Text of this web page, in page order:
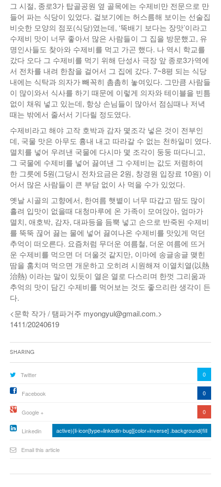
그 시절, 종로3가 탑골공원 옆 골목에는 수제비만 전문으로 만
들어 파는 식당이 있었다. 겉보기에는 허스름해 보이는 선술집
비슷한 모양의 점포(식당)였는데, ‘뚝배기 보다는 장맛’이라고
수제비 맛이 너무 좋아서 많은 사람들이 그 집을 방문했고, 유
명인사들도 찾아와 수제비를 먹고 가곤 했다. 나 역시 학교를
갔다 오다 그 수제비를 먹기 위해 단성사 극장 앞 종로3가역에
서 전차를 내려 한참을 걸어서 그 집에 갔다. 7~8평 되는 식당
내에는 식탁과 의자가 빼꼭히 촘촘히 놓여있다. 그만큼 사람들
이 많이와서 식사를 하기 때문에 이렇게 의자와 테이블을 빈틈
없이 채워 넣고 있는데, 항상 손님들이 많아서 점심때나 저녁
때는 밖에서 줄서서 기다릴 정도였다.
수제비라고 해야 고작 호박과 감자 몇조각 넣은 것이 전부인
데, 국물 맛은 아무도 흉내 내고 따라갈 수 없는 천하일미 였다.
멸치를 넣어 우려낸 국물에 다시마 몇 조각이 둥둥 떠다니고,
그 국물에 수제비를 넣어 끓여낸 그 수제비는 값도 저렴하여
한 그릇에 5원(그당시 전차요금은 2원, 창경원 입장료 10원) 이
어서 많은 사람들이 큰 부담 없이 사 먹을 수가 있었다.
옛날 시골의 고향에서, 한여름 햇볕이 너무 따갑고 땀도 많이
흘려 입맛이 없을때 대청마루에 온 가족이 모여앉아, 엄마가
멸치, 애호박, 감자, 대파등을 듬뿍 넣고 손으로 반죽된 수제비
를 뚝뚝 끊어 끓는 물에 넣어 끓여나온 수제비를 맛있게 먹던
추억이 떠오른다. 요즘처럼 무더운 여름철, 더운 여름에 뜨거
운 수제비를 먹으면 더 더울것 같지만, 이마에 송글송글 맺힌
땀을 훔치며 먹으면 개운하고 오히려 시원해져 이열치열(以熱
治熱) 이라는 말이 있듯이 열은 열로 다스리며 한껏 그리움과
추억의 맛이 담긴 수제비를 먹어보는 것도 좋으리란 생각이 든
다.
<문학 작가 / 탬파거주 myongyul@gmail.com.>
1411/20240619
Sharing
Twitter 0
Facebook 0
Google + 0
Linkedin active){li-icon[type=linkedin-bug][color=inverse] .background{fill
Email this article